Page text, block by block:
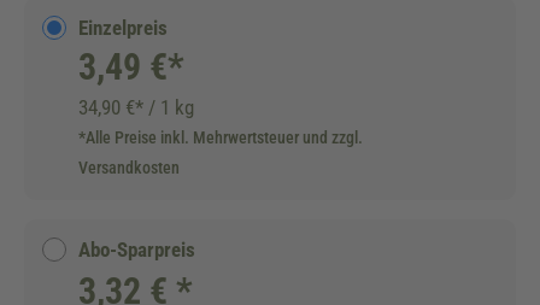
Einzelpreis
3,49 €*
34,90 €* / 1 kg
*Alle Preise inkl. Mehrwertsteuer und zzgl.
Versandkosten
Abo-Sparpreis
3,32 € *